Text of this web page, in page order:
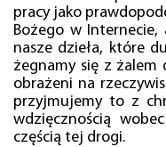
pracy jako
Bożego w
nasze dzieła, które
żegnamy się z żalem
obrażeni na
przyjmujemy to z
wdzięcznością
częścią tej drogi.